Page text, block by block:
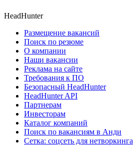
HeadHunter
Размещение вакансий
Поиск по резюме
О компании
Наши вакансии
Реклама на сайте
Требования к ПО
Безопасный HeadHunter
HeadHunter API
Партнерам
Инвесторам
Каталог компаний
Поиск по вакансиям в Анди
Сетка: соцсеть для нетворкинга